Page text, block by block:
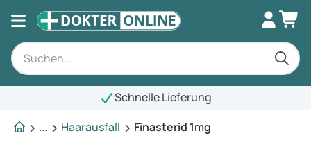
Schnelle Lieferung
...
Haarausfall Finasterid 1mg